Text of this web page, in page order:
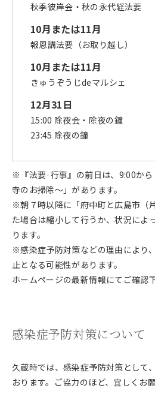
秋季彼岸会・秋の永代経法要
10月または11月
報恩講法要（お取り越し）
10月または11月
きゅうぞうじdeマルシェ
12月31日
15:00 除夜会・除夜の鐘
23:45 除夜の鐘
※『法要·行事』の前日は、9:00か
寺のお掃除〜」があります。
※朝７時以降に「府中町と広島市（
た場合は縮小して行うか、状況によ
ります。
※感染症予防対策などの理由により
止となる可能性があります。
ホームページの最新情報にてご確認
感染症予防対策について
久蔵時では、感染症予防対策として
おります。ご協力のほど、宜しくお